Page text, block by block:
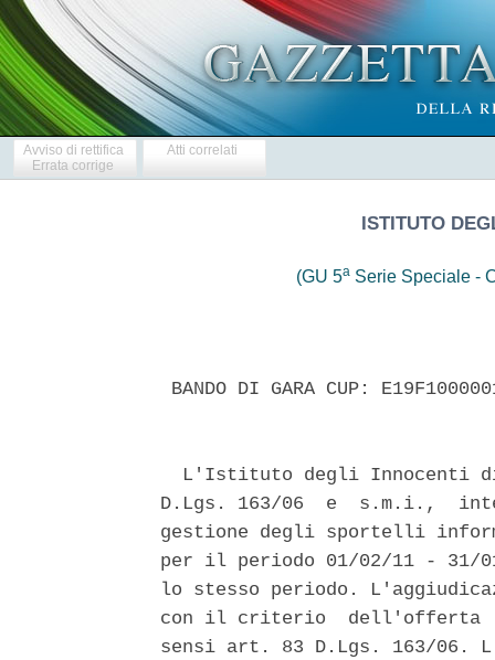
Avviso di rettifica
Errata corrige
Atti correlati
ISTITUTO
(GU 5a Serie Speciale -
BANDO DI GARA CUP:
L'Istituto degli Innocenti
D.Lgs. 163/06  e  s.m.i.,
gestione degli sportelli
per il periodo 01/02/11 -
lo stesso periodo.
con il criterio  dell'offerta
sensi art. 83 D.Lgs. 163/06.